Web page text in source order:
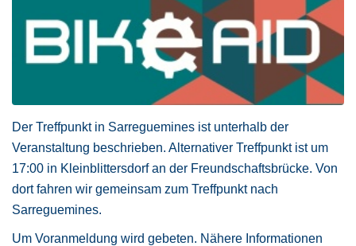
Der Treffpunkt in Sarreguemines ist unterhalb der
Veranstaltung beschrieben. Alternativer Treffpunkt ist um
17:00 in Kleinblittersdorf an der Freundschaftsbrücke. Von
dort fahren wir gemeinsam zum Treffpunkt nach
Sarreguemines.
Um Voranmeldung wird gebeten. Nähere Informationen